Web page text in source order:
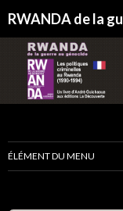
RWANDA de la
CONTENU
ÉLÉMENT DU MENU